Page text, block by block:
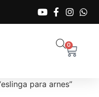
0
para arnes”